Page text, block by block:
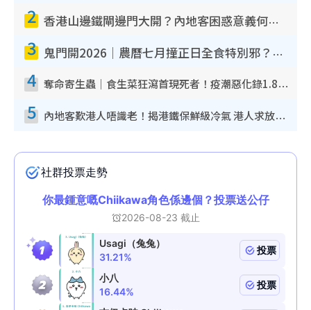
2 香港山邊鐵閘邊門大開？內地客困惑意義何在！網民神回覆：呢種叫法理性防禦
3 鬼門開2026｜農曆七月撞正日全食特別邪？專家警告切忌做一事！揭4大禁忌+2招保平安
4 奪命寄生蟲｜食生菜狂瀉首現死者！疫潮惡化錄1.8萬宗病例 揭洗菜3大謬誤
5 內地客歎港人唔識老！揭港鐵保鮮級冷氣 港人求放過：咪投訴